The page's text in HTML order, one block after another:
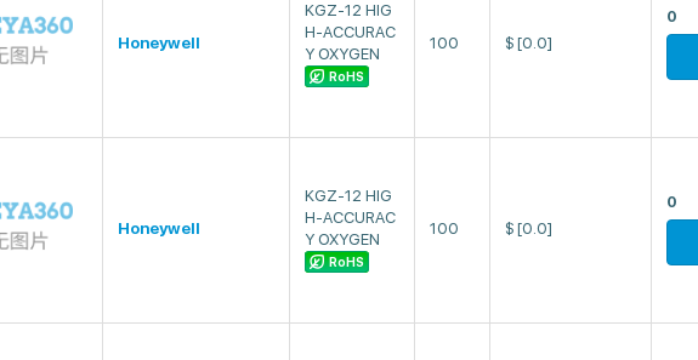
Honeywell
KGZ-12 HIG
H-ACCURAC
Y OXYGEN
RoHS
100 $ [0.0]
0
Honeywell
KGZ-12 HIG
H-ACCURAC
Y OXYGEN
RoHS
100 $ [0.0]
0